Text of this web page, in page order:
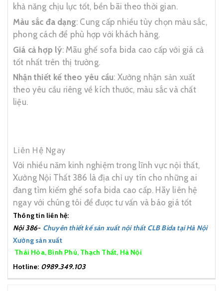
khả năng chịu lực tốt, bền bãi theo thời gian.
Màu sắc đa dạng: Cung cấp nhiều tùy chọn màu sắc,
phong cách để phù hợp với khách hàng.
Giá cả hợp lý: Mãu ghế sofa bida cao cấp với giá cả
tốt nhất trên thị trường.
Nhận thiết kế theo yêu cầu: Xưởng nhận sản xuất
theo yêu cầu riêng về kích thước, màu sắc và chất
liệu.
Liên Hệ Ngay
Với nhiều năm kinh nghiệm trong lĩnh vực nội thất,
Xưởng Nội Thất 386 là địa chỉ uy tín cho những ai
đang tìm kiếm ghế sofa bida cao cấp. Hãy liên hệ
ngay với chúng tôi để được tư vấn và báo giá tốt
Thông tin liên hệ:
Nội 386- Chuyên thiết kế sản xuất nội thất CLB Bida tại Hà Nội
Xưởng sản xuất
Thái Hòa, Bình Phú, Thạch Thất, Hà Nội
Hotline: 0989.349.103